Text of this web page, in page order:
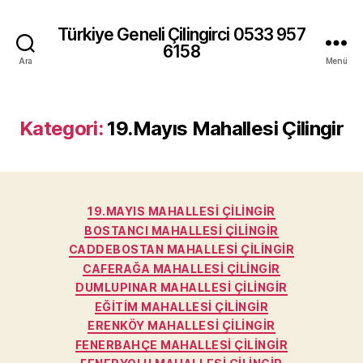
Ara
Türkiye Geneli Çilingirci 0533 957
6158
Menü
Kategori: 19.Mayıs Mahallesi Çilingir
Kategoriler
19.MAYIS MAHALLESI ÇILINGIR
BOSTANCI MAHALLESI ÇILINGIR
CADDEBOSTAN MAHALLESI ÇILINGIR
CAFERAĞA MAHALLESI ÇILINGIR
DUMLUPINAR MAHALLESI ÇILINGIR
EĞITIM MAHALLESI ÇILINGIR
ERENKÖY MAHALLESI ÇILINGIR
FENERBAHÇE MAHALLESI ÇILINGIR